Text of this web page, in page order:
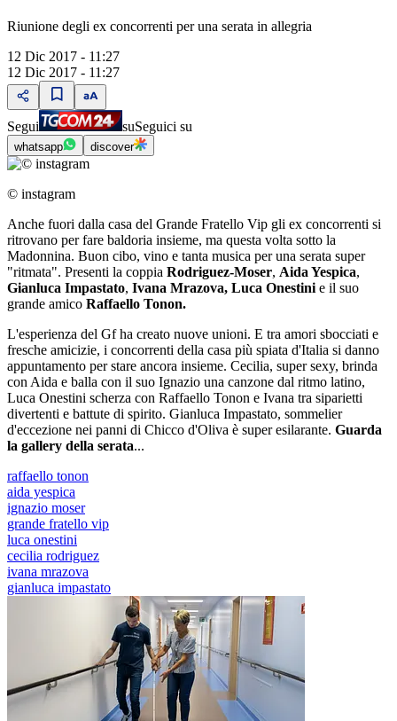
Riunione degli ex concorrenti per una serata in allegria
12 Dic 2017 - 11:27
12 Dic 2017 - 11:27
Segui suSeguici su
whatsapp discover
© instagram
Anche fuori dalla casa del Grande Fratello Vip gli ex concorrenti si
ritrovano per fare baldoria insieme, ma questa volta sotto la
Madonnina. Buon cibo, vino e tanta musica per una serata super
"ritmata". Presenti la coppia Rodriguez-Moser, Aida Yespica,
Gianluca Impastato, Ivana Mrazova, Luca Onestini e il suo
grande amico Raffaello Tonon.
L'esperienza del Gf ha creato nuove unioni. E tra amori sbocciati e
fresche amicizie, i concorrenti della casa più spiata d'Italia si danno
appuntamento per stare ancora insieme. Cecilia, super sexy, brinda
con Aida e balla con il suo Ignazio una canzone dal ritmo latino,
Luca Onestini scherza con Raffaello Tonon e Ivana tra siparietti
divertenti e battute di spirito. Gianluca Impastato, sommelier
d'eccezione nei panni di Chicco d'Oliva è super esilarante. Guarda
la gallery della serata...
raffaello tonon
aida yespica
ignazio moser
grande fratello vip
luca onestini
cecilia rodriguez
ivana mrazova
gianluca impastato